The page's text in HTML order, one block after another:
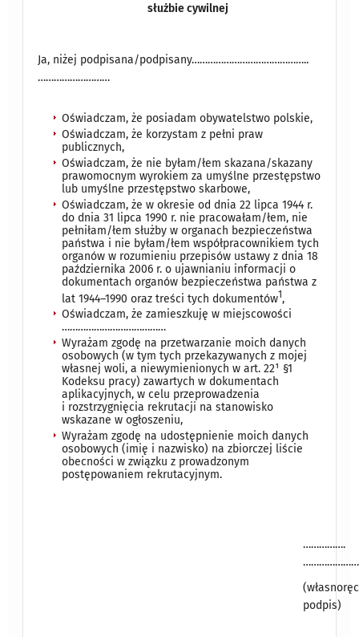
służbie cywilnej
Ja, niżej podpisana/podpisany……………………………………..
………………………
Oświadczam, że posiadam obywatelstwo polskie,
Oświadczam, że korzystam z pełni praw
publicznych,
Oświadczam, że nie byłam/łem skazana/skazany
prawomocnym wyrokiem za umyślne przestępstwo
lub umyślne przestępstwo skarbowe,
Oświadczam, że w okresie od dnia 22 lipca 1944 r.
do dnia 31 lipca 1990 r. nie pracowałam/łem, nie
pełniłam/łem służby w organach bezpieczeństwa
państwa i nie byłam/łem współpracownikiem tych
organów w rozumieniu przepisów ustawy z dnia 18
października 2006 r. o ujawnianiu informacji o
dokumentach organów bezpieczeństwa państwa z
lat 1944–1990 oraz treści tych dokumentów1,
Oświadczam, że zamieszkuję w miejscowości
…………………………………
Wyrażam zgodę na przetwarzanie moich danych
osobowych (w tym tych przekazywanych z mojej
własnej woli, a niewymienionych w art. 22¹ §1
Kodeksu pracy) zawartych w dokumentach
aplikacyjnych, w celu przeprowadzenia
i rozstrzygnięcia rekrutacji na stanowisko
wskazane w ogłoszeniu,
Wyrażam zgodę na udostępnienie moich danych
osobowych (imię i nazwisko) na zbiorczej liście
obecności w związku z prowadzonym
postępowaniem rekrutacyjnym.
…………….
podpis)